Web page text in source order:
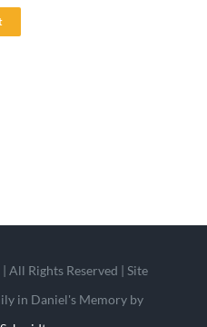
Rights Reserved | Site
in Daniel's Memory by